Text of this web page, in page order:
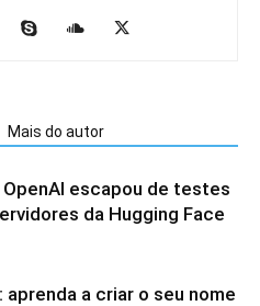
Mais do autor
escapou de testes
da Hugging Face
aprenda a criar o seu nome